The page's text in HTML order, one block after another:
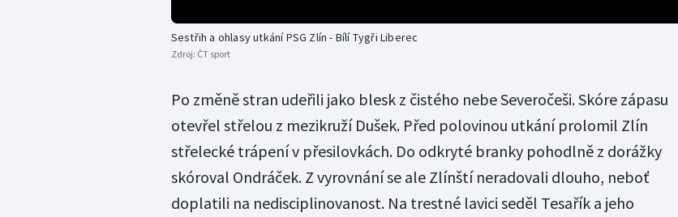
Sestřih a ohlasy utkání PSG Zlín - Bílí Tygři Liberec
Zdroj: ČT sport
Po změně stran udeřili jako blesk z čistého nebe Severočeši. Skóre zápasu
otevřel střelou z mezikruží Dušek. Před polovinou utkání prolomil Zlín
střelecké trápení v přesilovkách. Do odkryté branky pohodlně z dorážky
skóroval Ondráček. Z vyrovnání se ale Zlínští neradovali dlouho, neboť
doplatili na nedisciplinovanost. Na trestné lavici seděl Tesařík a jeho